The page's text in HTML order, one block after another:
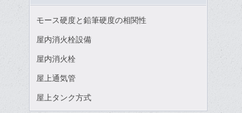
モース硬度と鉛筆硬度の相関性
屋内消火栓設備
屋内消火栓
屋上通気管
屋上タンク方式